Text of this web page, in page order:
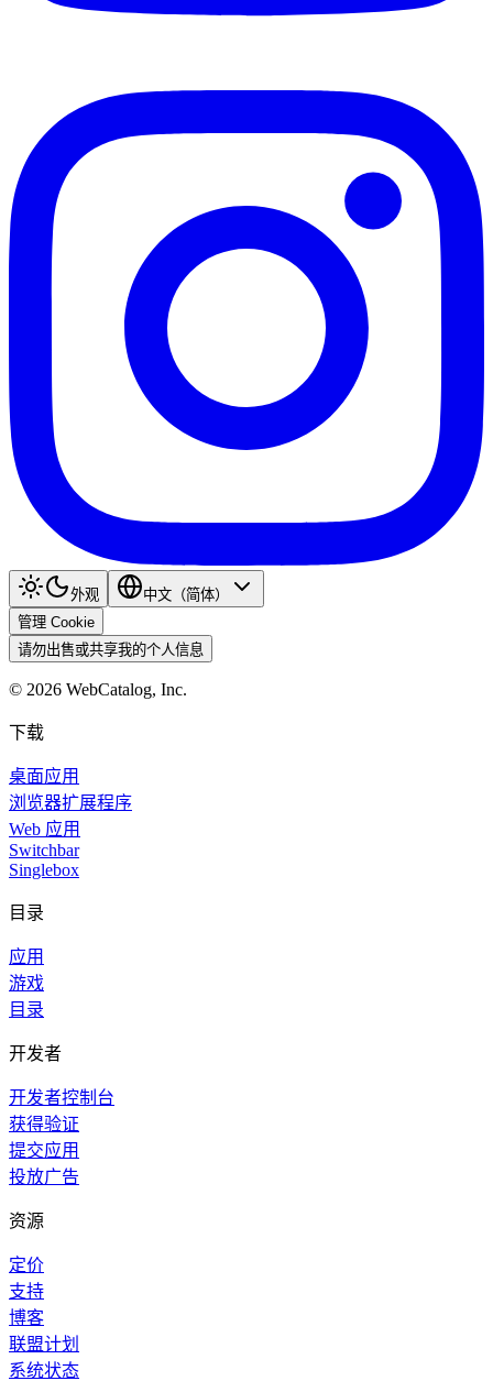
外观
中文（简体）
管理 Cookie
请勿出售或共享我的个人信息
© 2026 WebCatalog, Inc.
下载
桌面应用
浏览器扩展程序
Web 应用
Switchbar
Singlebox
目录
应用
游戏
目录
开发者
开发者控制台
获得验证
提交应用
投放广告
资源
定价
支持
博客
联盟计划
系统状态